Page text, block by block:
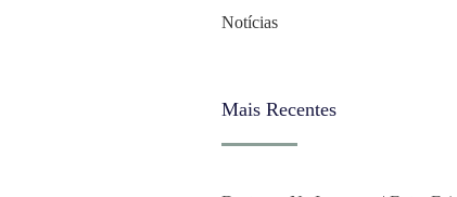
Notícias
Mais Recentes